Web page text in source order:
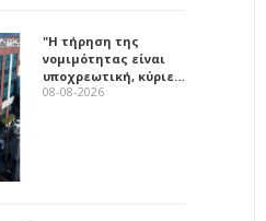
"Η τήρηση της
νομιμότητας είναι
υποχρεωτική, κύριε…
08-08-2026